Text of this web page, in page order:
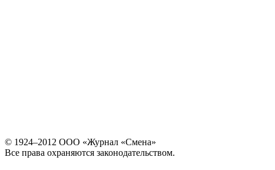
© 1924–2012 ООО «Журнал «Смена»
Все права охраняются законодательством.